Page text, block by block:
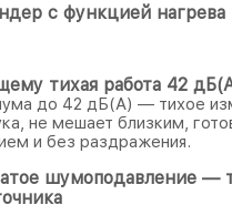
с функцией нагрева
тихая работа 42
до 42 дБ(A) — тихое
не мешает близким,
и без раздражения.
шумоподавление —